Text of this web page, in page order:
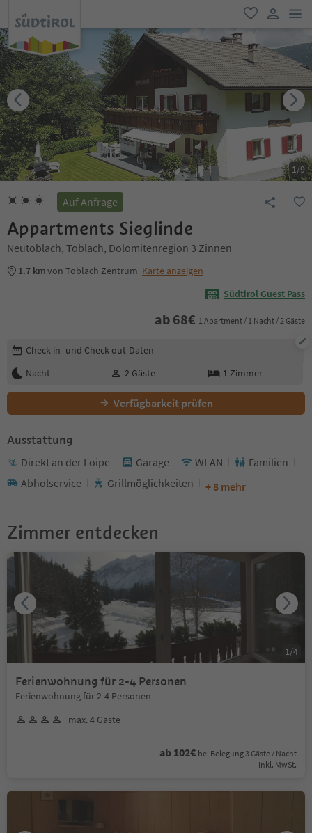
favorit
user link
1/9
Auf Anfrage
Appartments Sieglinde
Neutoblach, Toblach, Dolomitenregion 3 Zinnen
1.7 kmvon Toblach Zentrum Karte anzeigen
Südtirol Guest Pass
ab 68€ 1 Apartment / 1 Nacht / 2 Gäste
Buchungsdetails bearbeiten
Check-in- und Check-out-Daten
Nacht
2 Gäste 1 Zimmer
Verfügbarkeit prüfen
Ausstattung
Direkt an der Loipe Garage WLAN
Familien
Abholservice
Grillmöglichkeiten + 8 mehr
Zimmer entdecken
Ferienwohnung für 2-4 Personen
Ferienwohnung für 2-4 Personen
max. 4 Gäste
ab 102€ bei Belegung 3 Gäste / Nacht
Inkl. MwSt.
1 /4